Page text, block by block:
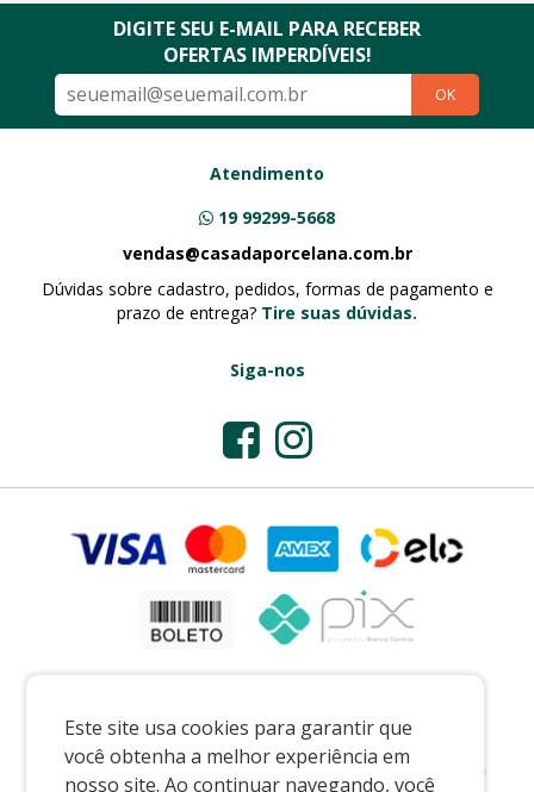
Este site usa cookies para garantir que
você obtenha a melhor experiência em
nosso site. Ao continuar navegando, você
DIGITE SEU E-MAIL PARA RECEBER
OFERTAS IMPERDÍVEIS!
OK
Atendimento
19 99299-5668
vendas@casadaporcelana.com.br
Dúvidas sobre cadastro, pedidos, formas de pagamento e
prazo de entrega? Tire suas dúvidas.
Siga-nos
Preços e condições exclusivos para o casadaporcelana.com.br e para o